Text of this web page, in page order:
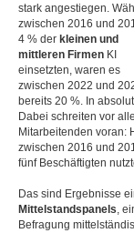
stark angestiegen.
zwischen 2016 und
4 % der kleinen und
mittleren Firmen KI
einsetzten, waren es
zwischen 2022 und
bereits 20 %. In
Dabei schreiten vor
Mitarbeitenden voran:
zwischen 2016 und
fünf Beschäftigten
Das sind Ergebnisse
Mittelstandspanels,
Befragung